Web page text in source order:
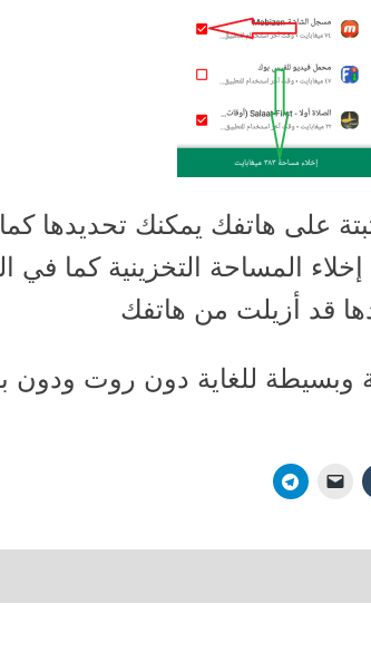
على هاتفك يمكنك تحديدها
المساحة التخزينية كما في
قد أزيلت من هاتفك
للغاية دون روت ودون